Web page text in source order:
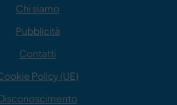
Chi siamo
Pubblicità
Contatti
Policy (UE)